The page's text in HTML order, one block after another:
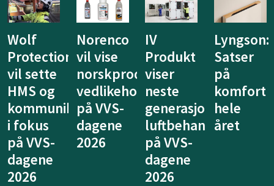
IV
Produkt
viser
neste
generasjon
luftbehandling
på VVS-
dagene
2026
Lyngson:
Satser
på
komfort
hele
året
Niprox
lanserer
nytt
system
for
legionellasikring
på VVS-
dagene
KE
Fibertec
vil vise
at
kan